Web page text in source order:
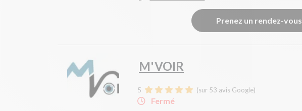
Prenez un rendez-vous
M'VOIR
5 (sur 53 avis Google)
Fermé